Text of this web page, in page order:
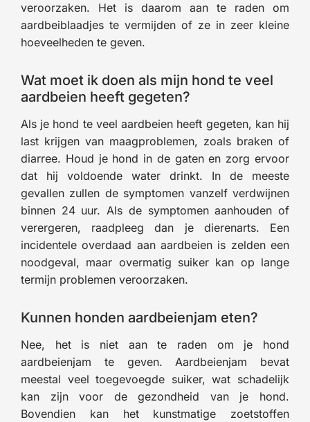
veroorzaken. Het is daarom aan te raden om
aardbeiblaadjes te vermijden of ze in zeer kleine
hoeveelheden te geven.
Wat moet ik doen als mijn hond te veel
aardbeien heeft gegeten?
Als je hond te veel aardbeien heeft gegeten, kan hij
last krijgen van maagproblemen, zoals braken of
diarree. Houd je hond in de gaten en zorg ervoor
dat hij voldoende water drinkt. In de meeste
gevallen zullen de symptomen vanzelf verdwijnen
binnen 24 uur. Als de symptomen aanhouden of
verergeren, raadpleeg dan je dierenarts. Een
incidentele overdaad aan aardbeien is zelden een
noodgeval, maar overmatig suiker kan op lange
termijn problemen veroorzaken.
Kunnen honden aardbeienjam eten?
Nee, het is niet aan te raden om je hond
aardbeienjam te geven. Aardbeienjam bevat
meestal veel toegevoegde suiker, wat schadelijk
kan zijn voor de gezondheid van je hond.
Bovendien kan het kunstmatige zoetstoffen